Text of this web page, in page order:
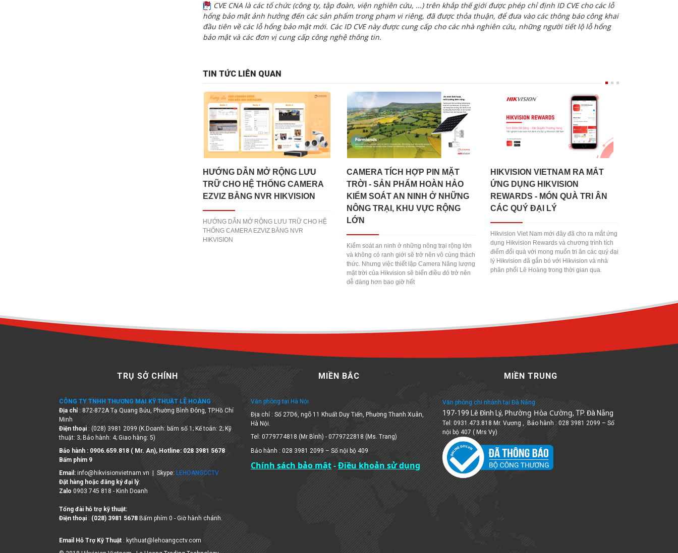
[1] CVE CNA là các tổ chức (công ty, tập đoàn, viện nghiên cứu, ...) trên khắp thế giới được phép chỉ định ID CVE cho các lỗ
hổng bảo mật ảnh hưởng đến các sản phẩm trong phạm vi riêng, đã được thỏa thuận, để đưa vào các thông báo công khai
đầu tiên về các lỗ hổng bảo mật mới. Các ID CVE này được cung cấp cho các nhà nghiên cứu, những người tiết lộ lỗ hổng
bảo mật và các đơn vị cung cấp công nghệ thông tin.
TIN TỨC LIÊN QUAN
HƯỚNG DẪN MỞ RỘNG LƯU
TRỮ CHO HỆ THỐNG CAMERA
EZVIZ BẰNG NVR HIKVISION
HƯỚNG DẪN MỞ RỘNG LƯU TRỮ CHO HỆ
THỐNG CAMERA EZVIZ BẰNG NVR
HIKVISION
CAMERA TÍCH HỢP PIN MẶT
TRỜI - SẢN PHẨM HOÀN HẢO
KIỂM SOÁT AN NINH Ở NHỮNG
NÔNG TRẠI, KHU VỰC RỘNG
LỚN
Kiểm soát an ninh ở những nông trại rộng lớn
và không có ranh giới sẽ trở nên vô cùng thách
thức. Nhưng việc thiết lập Camera Năng lượng
mặt trời của Hikvision sẽ biến điều đó trở nên
dễ dàng hơn bao giờ hết
HIKVISION VIETNAM RA MẮT
ỨNG DỤNG HIKVISION
REWARDS - MÓN QUÀ TRI ÂN
CÁC QUÝ ĐẠI LÝ
Hikvision Viet Nam mới đây đã cho ra mắt ứng
dụng Hikvision Rewards và chương trình tích
điểm đổi quà với mong muốn tri ân các quý đại
lý Hikvision đã gắn bó với Hikvision và nhà
phân phối Lê Hoàng trong thời gian qua.
TRỤ SỞ CHÍNH
CÔNG TY TNHH THƯƠNG MẠI KỸ THUẬT LÊ HOÀNG
Địa chỉ : 872-872A Tạ Quang Bửu, Phường Bình Đông, TP.Hồ Chí
Minh
Điện thoại : (028) 3981 2099 (K.Doanh: bấm số 1; Kế toán: 2; Kỹ
thuật: 3; Bảo hành: 4; Giao hàng: 5)
Bảo hành : 0906.659.818 ( Mr. An), Hotline:028 3981 5678
Bấm phím 9
Email: info@hikvisionvietnam.vn | Skype: LEHOANGCCTV
Đặt hàng hoặc đăng ký đại lý:
Zalo 0903 745 818 - Kinh Doanh
Tổng đài hỗ trợ kỹ thuật:
Điện thoại : (028) 3981 5678 Bấm phím 0 - Giờ hành chánh.
Email Hỗ Trợ Kỹ Thuật : kythuat@lehoangcctv.com
MIỀN BẮC
Văn phòng tại Hà Nội
Địa chỉ : Số 27D6, ngõ 11 Khuất Duy Tiến, Phường Thanh Xuân,
Hà Nội.
Tel: 0779774818 (Mr Bình) - 0779722818 (Ms. Trang)
Bảo hành : 028 3981 2099 – Số nội bộ 409
Chính sách bảo mật-Điều khoản sử dụng
MIỀN TRUNG
Văn phòng chi nhánh tại Đà Nẵng
197-199 Lê Đình Lý, Phường Hòa Cường, TP. Đà Nẵng
Tel: 0931.473.818 Mr. Vương , Bảo hành : 028 3981 2099 – Số
nội bộ 407 ( Mrs Vy)